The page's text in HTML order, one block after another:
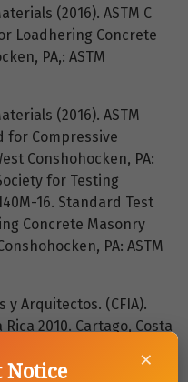
(2016). ASTM C
Loadhering Concrete
PA,: ASTM
(2016). ASTM
for Compressive
Conshohocken, PA:
for Testing
16. Standard Test
Concrete Masonry
PA: ASTM
y Arquitectos. (CFIA).
2010. Cartago, Costa
×